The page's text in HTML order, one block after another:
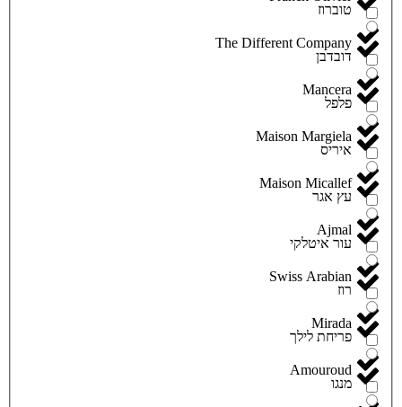
The Different Company
Mancera
Maison Margiela
Maison Micallef
Ajmal
Swiss Arabian
Mirada
Amouroud
טוברוז
דובדבן
פלפל
איריס
עץ אגר
עור איטלקי
רוז
פריחת לילך
מנגו